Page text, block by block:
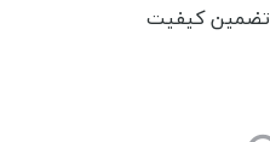
تضمین کیفیت